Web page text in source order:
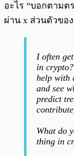
อะไร “บอกตามต
ผ่าน x ส่วนตัวของ
I often
in
help with
and see
predict
What do
thing in